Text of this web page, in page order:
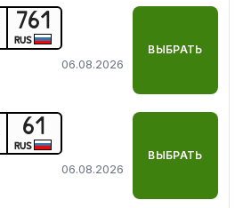
761
RUS
06.08.2026
ВЫБРАТЬ
61
RUS
06.08.2026
ВЫБРАТЬ